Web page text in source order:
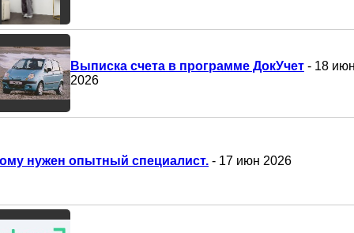
Выписка счета в программе ДокУчет - 18
2026
нужен опытный специалист. - 17 июн 2026